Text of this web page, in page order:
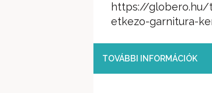
https://
etkezo-garnitura-
TOVÁBBI INFORMÁCIÓK